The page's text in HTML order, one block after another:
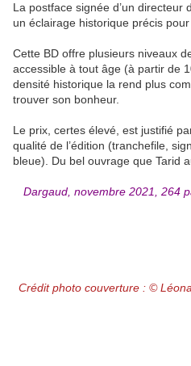
La postface signée d’un directeur
un éclairage historique précis
Cette BD offre plusieurs niveaux
accessible à tout âge (à partir de
densité historique la rend plus
trouver son bonheur.
Le prix, certes élevé, est justifié
qualité de l’édition (tranchefile,
bleue). Du bel ouvrage que Tarid
Dargaud, novembre 2021, 264
Crédit photo couverture : ©